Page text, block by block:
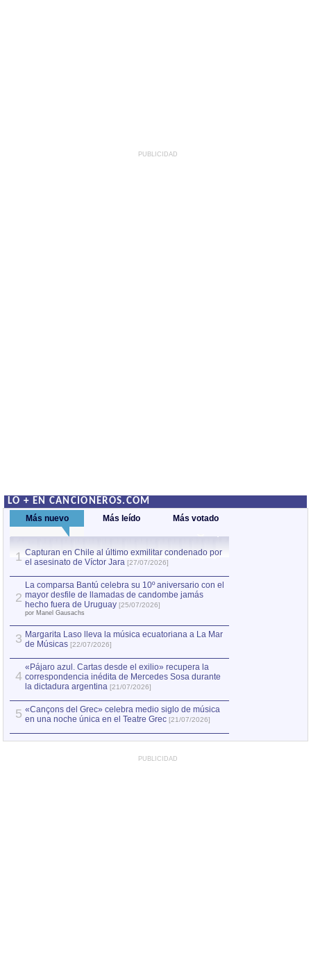
PUBLICIDAD
LO + EN CANCIONEROS.COM
Más nuevo Más leído Más votado
1 Capturan en Chile al último exmilitar condenado por
el asesinato de Víctor Jara [27/07/2026]
2
La comparsa Bantú celebra su 10º aniversario con el
mayor desfile de llamadas de candombe jamás
hecho fuera de Uruguay [25/07/2026]
por Manel Gausachs
3 Margarita Laso lleva la música ecuatoriana a La Mar
de Músicas [22/07/2026]
4
«Pájaro azul. Cartas desde el exilio» recupera la
correspondencia inédita de Mercedes Sosa durante
la dictadura argentina [21/07/2026]
5 «Cançons del Grec» celebra medio siglo de música
en una noche única en el Teatre Grec [21/07/2026]
PUBLICIDAD